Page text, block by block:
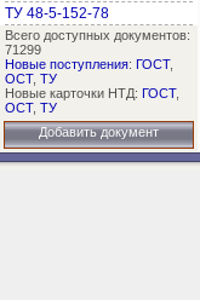
ТУ 48-5-152-78
Всего доступных документов:
71299
Новые поступления: ГОСТ,
ОСТ, ТУ
Новые карточки НТД: ГОСТ,
ОСТ, ТУ
Добавить документ